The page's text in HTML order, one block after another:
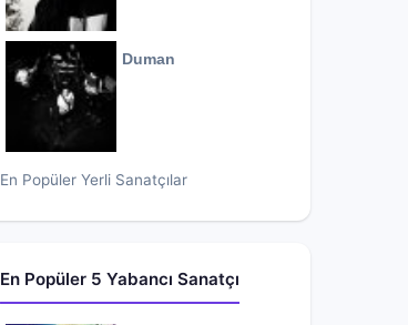
Duman
En Popüler Yerli Sanatçılar
En Popüler 5 Yabancı Sanatçı